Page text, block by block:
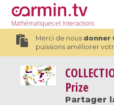
Mathématiqueset Interactions
Merci de nous donner
puissions améliorer
Prize
Partager